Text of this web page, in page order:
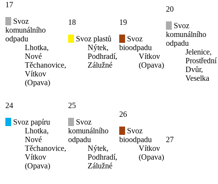
17
Svoz
komunálního
odpadu
Lhotka,
Nové
Těchanovice,
Vítkov
(Opava)
18
Svoz plastů
Nýtek,
Podhradí,
Zálužné
19
Svoz
bioodpadu
Vítkov
(Opava)
20
Svoz
komunálního
odpadu
Jelenice,
Prostřední
Dvůr,
Veselka
24
Svoz papíru
Lhotka,
Nové
Těchanovice,
Vítkov
(Opava)
25
Svoz
komunálního
odpadu
Nýtek,
Podhradí,
Zálužné
26
Svoz
bioodpadu
Vítkov
(Opava)
27